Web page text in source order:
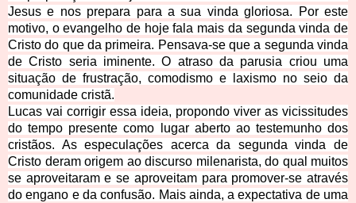
Jesus e nos prepara para a sua vinda gloriosa. Por este
motivo, o evangelho de hoje fala mais da segunda vinda de
Cristo do que da primeira. Pensava-se que a segunda vinda
de Cristo seria iminente. O atraso da parusia criou uma
situação de frustração, comodismo e laxismo no seio da
comunidade cristã.
Lucas vai corrigir essa ideia, propondo viver as vicissitudes
do tempo presente como lugar aberto ao testemunho dos
cristãos. As especulações acerca da segunda vinda de
Cristo deram origem ao discurso milenarista, do qual muitos
se aproveitaram e se aproveitam para promover-se através
do engano e da confusão. Mais ainda, a expectativa de uma